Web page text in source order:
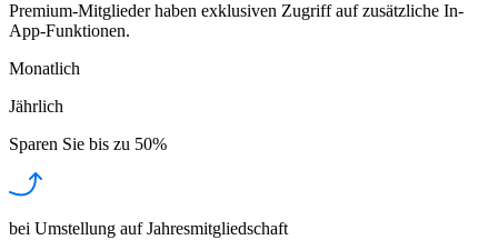
Premium-Mitglieder haben exklusiven Zugriff auf zusätzliche In-
App-Funktionen.
Monatlich
Jährlich
Sparen Sie bis zu 50%
bei Umstellung auf Jahresmitgliedschaft